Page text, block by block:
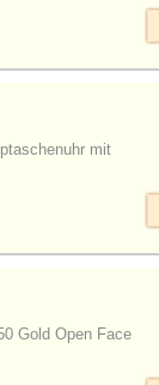
mit
Gold Open Face